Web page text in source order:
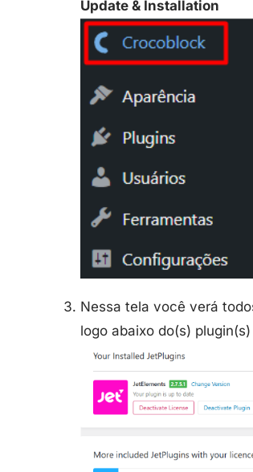
Update & Installation
Nessa tela você verá
logo abaixo do(s)